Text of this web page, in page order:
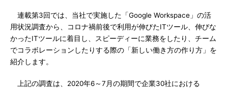
連載第3回では、当社で実施した「Google Workspace」の活
用状況調査から、コロナ禍前後で利用が伸びたITツール、伸びな
かったITツールに着目し、スピーディーに業務をしたり、チーム
でコラボレーションしたりする際の「新しい働き方の作り方」を
紹介します。
上記の調査は、2020年6～7月の期間で企業30社における